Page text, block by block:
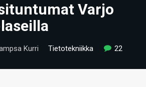
Varjo
Kurri Tietotekniikka 22